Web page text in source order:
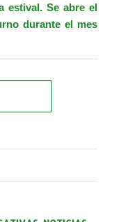
estival. Se abre el
durante el mes